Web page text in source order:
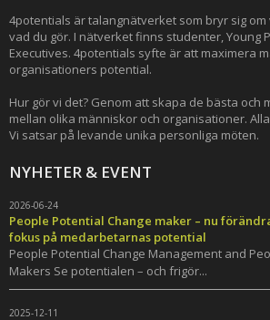
4potentials är talangnätverket som bryr sig om
vad du gör. I nätverket finns studenter, Young
Executives. 4potentials syfte är att maximera
organisationers potential.
Hur gör vi det? Genom att skapa de bästa och
mellan olika människor och organisationer.
Vi satsar på levande unika personliga möten.
NYHETER & EVENT
2026-06-24
People Potential Change maker – nu
fokus på medarbetarnas potential
People Potential Change Management and
Makers Se potentialen – och frigör...
2025-12-11